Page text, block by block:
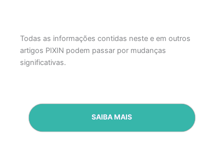
Todas as informações contidas neste e em outros
artigos PIXIN podem passar por mudanças
significativas.
SAIBA MAIS